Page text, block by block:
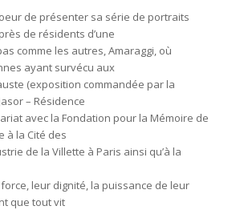
de présenter sa série de portraits
de résidents d’une
comme les autres, Amaraggi, où
ayant survécu aux
(exposition commandée par la
– Résidence
avec la Fondation pour la Mémoire de
à la Cité des
de la Villette à Paris ainsi qu’à la
leur dignité, la puissance de leur
que tout vit